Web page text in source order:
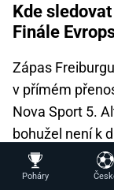
Kde
Finále
Zápas
v přímém
Nova Sport 5.
bohužel není k
Na průběh
Poháry